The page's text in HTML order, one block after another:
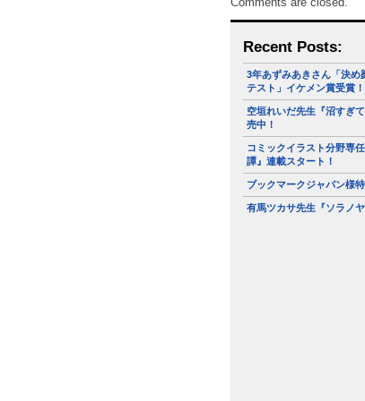
Recent Posts:
3年あずみあきさん「決め
テスト」イケメン賞受賞！
空垣れいだ先生『沼すぎ
売中！
コミックイラスト分野専
譚』連載スタート！
ブックマークジャパン様
有馬ツカサ先生『ソラノ